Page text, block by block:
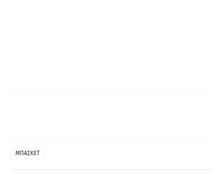
ΜΠΑΣΚΕΤ